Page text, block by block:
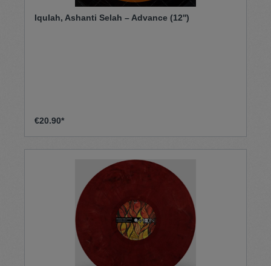
Iqulah, Ashanti Selah – Advance (12'')
€20.90*